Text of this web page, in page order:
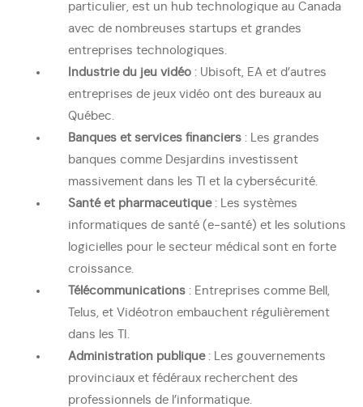
particulier, est un hub technologique au Canada
avec de nombreuses startups et grandes
entreprises technologiques.
Industrie du jeu vidéo : Ubisoft, EA et d’autres
entreprises de jeux vidéo ont des bureaux au
Québec.
Banques et services financiers : Les grandes
banques comme Desjardins investissent
massivement dans les TI et la cybersécurité.
Santé et pharmaceutique: Les systèmes
informatiques de santé (e-santé) et les solutions
logicielles pour le secteur médical sont en forte
croissance.
Télécommunications : Entreprises comme Bell,
Telus, et Vidéotron embauchent régulièrement
dans les TI.
Administration publique: Les gouvernements
provinciaux et fédéraux recherchent des
professionnels de l’informatique.